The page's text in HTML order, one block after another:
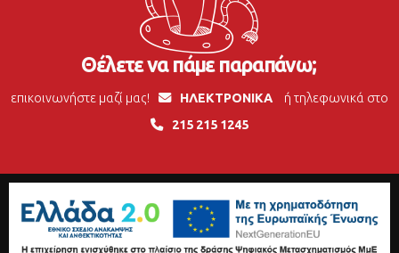
Θέλετε να πάμε παραπάνω;
επικοινωνήστε μαζί μας! ΗΛΕΚΤΡΟΝΙΚΑ
ή τηλεφωνικά στο
215 215 1245